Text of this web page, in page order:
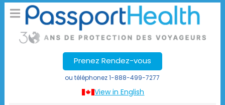
View in English
Prenez Rendez-vous
ou téléphonez1-888-499-7277